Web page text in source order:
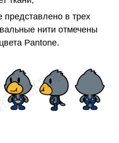
представлено в трех
нити отмечены
Pantone.